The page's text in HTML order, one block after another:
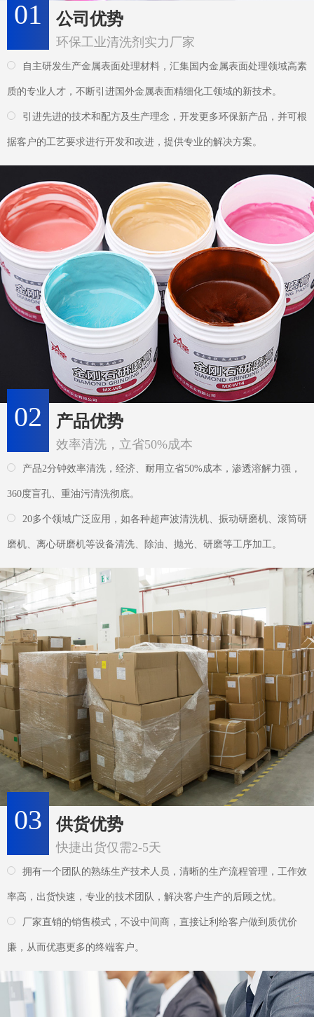
02 产品优势
效率清洗，立省50%成本
产品2分钟效率清洗，经济、耐用立省50%成本，渗透溶解力强，
360度盲孔、重油污清洗彻底。
20多个领域广泛应用，如各种超声波清洗机、振动研磨机、滚筒研
磨机、离心研磨机等设备清洗、除油、抛光、研磨等工序加工。
03 供货优势
快捷出货仅需2-5天
拥有一个团队的熟练生产技术人员，清晰的生产流程管理，工作效
率高，出货快速，专业的技术团队，解决客户生产的后顾之忧。
厂家直销的销售模式，不设中间商，直接让利给客户做到质优价
廉，从而优惠更多的终端客户。